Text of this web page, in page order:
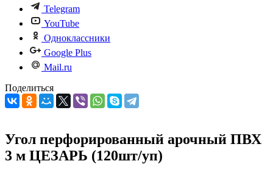
Telegram
YouTube
Одноклассники
Google Plus
Mail.ru
Поделиться
Угол перфорированный арочный ПВХ
3 м ЦЕЗАРЬ (120шт/уп)